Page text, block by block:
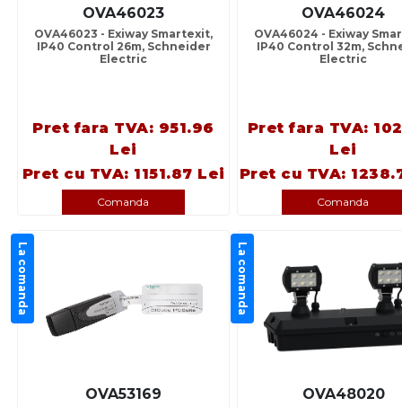
OVA46023
OVA46023 - Exiway Smartexit,
IP40 Control 26m, Schneider
Electric
Pret fara TVA: 951.96
Lei
Pret cu TVA: 1151.87 Lei
Comanda
OVA46024
OVA46024 - Exiway
IP40 Control 32m,
Electric
Pret fara TVA:
Lei
Pret cu TVA:
Comanda
La comanda
OVA53169
La comanda
OVA48020